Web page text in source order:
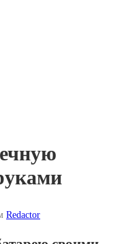
Redactor